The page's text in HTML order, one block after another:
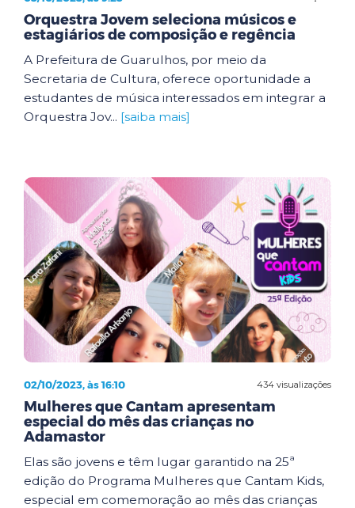
Orquestra Jovem seleciona músicos e
estagiários de composição e regência
A Prefeitura de Guarulhos, por meio da
Secretaria de Cultura, oferece oportunidade a
estudantes de música interessados em integrar a
Orquestra Jov... [saiba mais]
434 visualizações
02/10/2023, às 16:10
Mulheres que Cantam apresentam
especial do mês das crianças no
Adamastor
Elas são jovens e têm lugar garantido na 25ª
edição do Programa Mulheres que Cantam Kids,
especial em comemoração ao mês das crianças